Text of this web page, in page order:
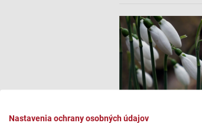
Nastavenia ochrany osobných údajov